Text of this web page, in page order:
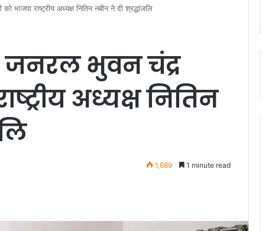
राष्ट्रीय अध्यक्ष नितिन नबीन ने दी श्रद्धांजलि
जनरल भुवन चंद्र
अध्यक्ष नितिन
1,689 1 minute read